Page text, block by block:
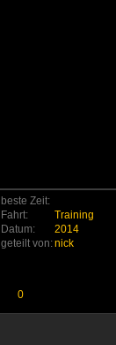
beste Zeit:
Fahrt:
Training
Datum:
2014
geteilt von:nick
0